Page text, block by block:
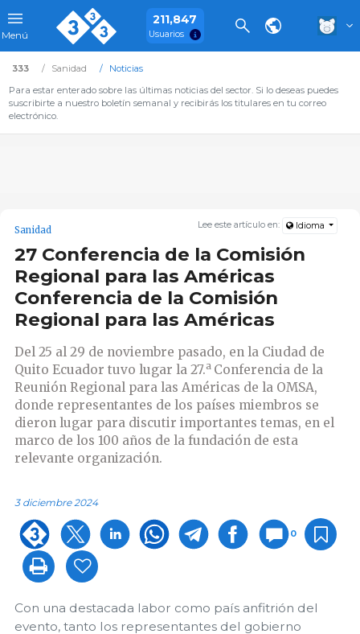
Menú
211,847
Usuarios
333 Sanidad
Noticias
Para estar enterado sobre las últimas noticias del sector. Si lo deseas puedes
suscribirte a nuestro boletín semanal y recibirás los titulares en tu correo
electrónico.
Lee este artículo en: Idioma
Sanidad
27 Conferencia de la Comisión
Regional para las Américas
Conferencia de la Comisión
Regional para las Américas
Del 25 al 29 de noviembre pasado, en la Ciudad de
Quito Ecuador tuvo lugar la 27.a Conferencia de la
Reunión Regional para las Américas de la OMSA,
donde representantes de los países miembros se
dieron lugar para discutir importantes temas, en el
marco de los 100 años de la fundación de esta
relevante organización.
3 diciembre 2024
0
Con una destacada labor como país anfitrión del
evento, tanto los representantes del gobierno